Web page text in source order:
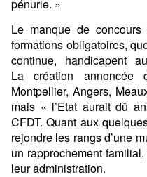
pénurie. »
Le manque de concours
formations obligatoires,
continue, handicapent
Lacréation annoncée
Montpellier, Angers,
mais « l’Etat aurait dû
CFDT. Quant aux
rejondre les rangs d’une
un rapprochement
leur administration.